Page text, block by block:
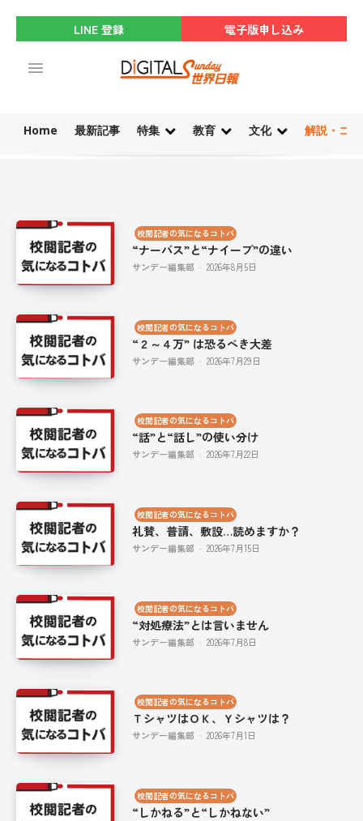
LINE 登録 電子版申し込み
Home 最新記事 特集 教育 文化 解説・コ
校閲記者の気になるコトバ
“ナーバス”と“ナイーブ”の違い
サンデー編集部 - 2026年8月5日
校閲記者の気になるコトバ
“２～４万” は恐るべき大差
サンデー編集部 - 2026年7月29日
校閲記者の気になるコトバ
“話”と“話し”の使い分け
サンデー編集部 - 2026年7月22日
校閲記者の気になるコトバ
礼賛、普請、敷設…読めますか？
サンデー編集部 - 2026年7月15日
校閲記者の気になるコトバ
“対処療法”とは言いません
サンデー編集部 - 2026年7月8日
校閲記者の気になるコトバ
ＴシャツはＯＫ、Ｙシャツは？
サンデー編集部 - 2026年7月1日
校閲記者の気になるコトバ
“しかねる”と“しかねない”